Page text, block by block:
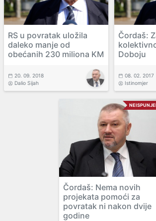
RS u povratak uložila
daleko manje od
obećanih 230 miliona KM
20. 09. 2018
Dalio Sijah
Čordaš:
Doboju
08. 02. 2017
Istinomjer
Čordaš: Nema novih
projekata pomoći za
povratak ni nakon dvije
godine